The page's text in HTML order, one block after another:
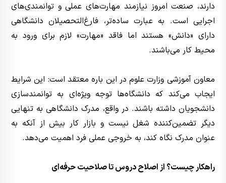
دارند، صنعت امروز نیازمند مهارت‌های عملی و توانمندی‌های
اجرایی است. به عبارت ساده‌تر، فارغ‌التحصیلان دانشگاهی
دارای «دانش» هستند اما فاقد «مهارت» لازم برای ورود به
محیط کار می‌باشند.
معاون آموزشی وزارت علوم در این باره معتقد است: این شرایط
ایجاب می‌کند که دانشگاه‌ها توجه ویژه‌ای به توانمندسازی
دانشجویان داشته باشند. در واقع، مدرک دانشگاهی به تنهایی
دیگر تضمین‌کننده شغل نیست و بازار کار بیش از آنکه به
عنوان مدرک نگاه کند، به خروجی عملی فرد اهمیت می‌دهد.
راهکار چیست؟ از اصلاح دروس تا صلاحیت حرفه‌ای